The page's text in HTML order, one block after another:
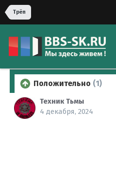
Трёп
Положительно (1)
Техник Тьмы
4 декабря, 2024